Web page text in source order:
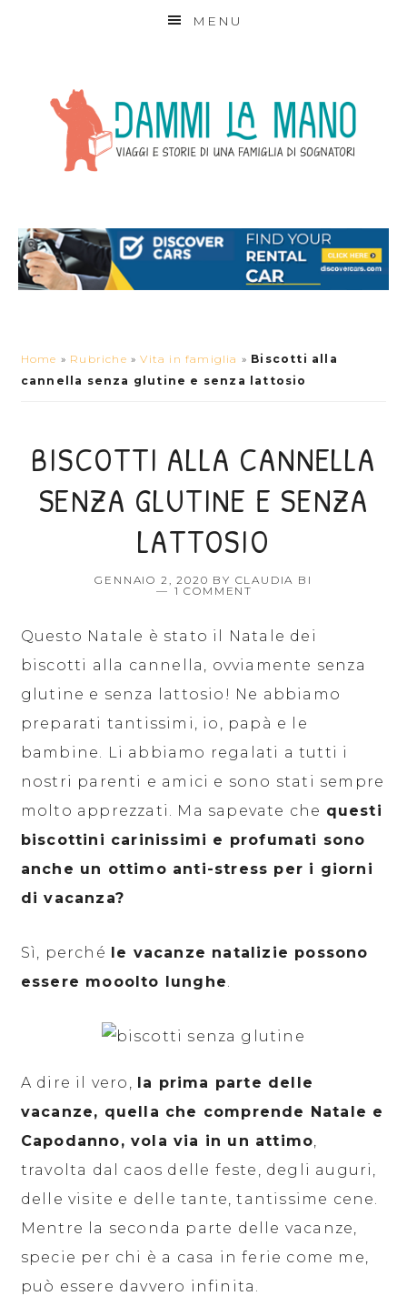
MENU
Home » Rubriche »Vita in famiglia » Biscotti alla
cannella senza glutine e senza lattosio
BISCOTTI ALLA CANNELLA
SENZA GLUTINE E SENZA
LATTOSIO
GENNAIO 2, 2020 BY CLAUDIA BI
1 COMMENT
Questo Natale è stato il Natale dei
biscotti alla cannella, ovviamente senza
glutine e senza lattosio! Ne abbiamo
preparati tantissimi, io, papà e le
bambine. Li abbiamo regalati a tutti i
nostri parenti e amici e sono stati sempre
molto apprezzati. Ma sapevate che questi
biscottini carinissimi e profumati sono
anche un ottimo anti-stress per i giorni
di vacanza?
Sì, perché le vacanze natalizie possono
essere mooolto lunghe.
A dire il vero,
la prima parte delle
vacanze, quella che comprende Natale e
Capodanno, vola via in un attimo,
travolta dal caos delle feste, degli auguri,
delle visite e delle tante, tantissime cene.
Mentre la seconda parte delle vacanze,
specie per chi è a casa in ferie come me,
può essere davvero infinita.